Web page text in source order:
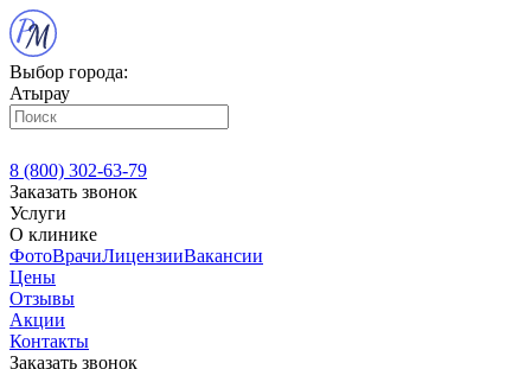
Выбор города:
Атырау
8 (800) 302-63-79
Заказать звонок
Услуги
О клинике
ФотоВрачиЛицензииВакансии
Цены
Отзывы
Акции
Контакты
Заказать звонок